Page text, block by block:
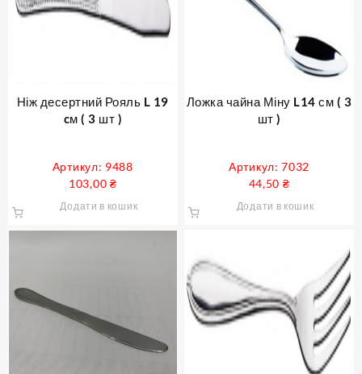
Ніж десертний Рояль L 19
cм ( 3 шт )
Артикул: 9488
103,00 ₴
Додати в кошик
Ложка чайна Міну L14 см ( 3
шт )
Артикул: 7032
44,50 ₴
Додати в кошик